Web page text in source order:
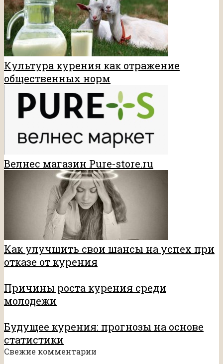
Культура курения как отражение
общественных норм
Велнес магазин Pure-store.ru
Как улучшить свои шансы на успех при
отказе от курения
Причины роста курения среди
молодежи
Будущее курения: прогнозы на основе
статистики
Свежие комментарии